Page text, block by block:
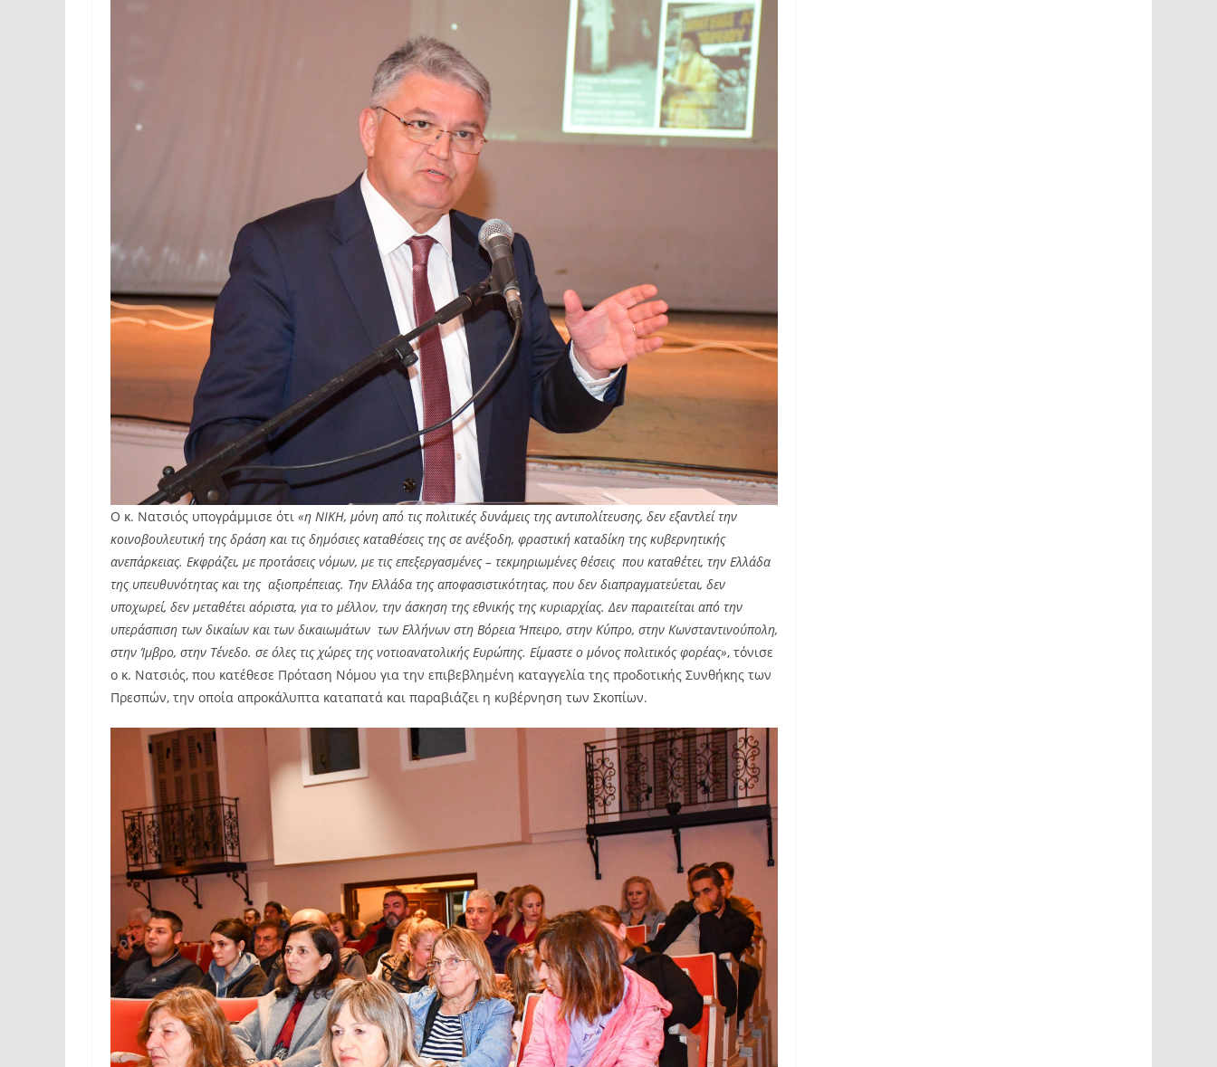
Ο κ. Νατσιός υπογράμμισε ότι «η ΝΙΚΗ, μόνη από τις πολιτικές δυνάμεις της αντιπολίτευσης, δεν εξαντλεί την
κοινοβουλευτική της δράση και τις δημόσιες καταθέσεις της σε ανέξοδη, φραστική καταδίκη της κυβερνητικής
ανεπάρκειας. Εκφράζει, με προτάσεις νόμων, με τις επεξεργασμένες – τεκμηριωμένες θέσεις που καταθέτει, την Ελλάδα
της υπευθυνότητας και της αξιοπρέπειας. Την Ελλάδα της αποφασιστικότητας, που δεν διαπραγματεύεται, δεν
υποχωρεί, δεν μεταθέτει αόριστα, για το μέλλον, την άσκηση της εθνικής της κυριαρχίας. Δεν παραιτείται από την
υπεράσπιση των δικαίων και των δικαιωμάτων των Ελλήνων στη Βόρεια Ήπειρο, στην Κύπρο, στην Κωνσταντινούπολη,
στην Ίμβρο, στην Τένεδο. σε όλες τις χώρες της νοτιοανατολικής Ευρώπης. Είμαστε ο μόνος πολιτικός φορέας», τόνισε
ο κ. Νατσιός, που κατέθεσε Πρόταση Νόμου για την επιβεβλημένη καταγγελία της προδοτικής Συνθήκης των
Πρεσπών, την οποία απροκάλυπτα καταπατά και παραβιάζει η κυβέρνηση των Σκοπίων.